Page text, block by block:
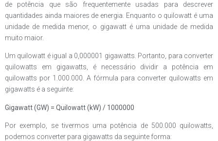
de potência que são frequentemente usadas para descrever
quantidades ainda maiores de energia. Enquanto o quilowatt é uma
unidade de medida menor, o gigawatt é uma unidade de medida
muito maior.
Um quilowatt é igual a 0,000001 gigawatts. Portanto, para converter
quilowatts em gigawatts, é necessário dividir a potência em
quilowatts por 1.000.000. A fórmula para converter quilowatts em
gigawatts é a seguinte:
Gigawatt (GW) = Quilowatt (kW) / 1000000
Por exemplo, se tivermos uma potência de 500.000 quilowatts,
podemos converter para gigawatts da seguinte forma: